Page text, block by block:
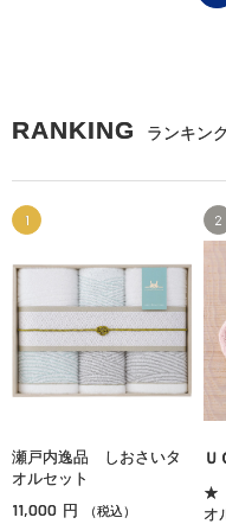
RANKING ランキン
1
瀬戸内逸品 しおさいタ
オルセット
11,000 円 （税込）
2
Ｕ
★
オ